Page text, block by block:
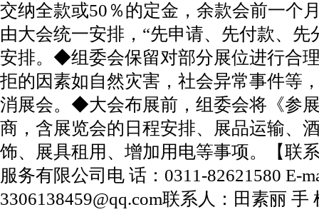
交纳全款或50％的定金，余款会前一个
由大会统一安排，“先申请、先付款、先
安排。◆组委会保留对部分展位进行合
拒的因素如自然灾害，社会异常事件等
消展会。◆大会布展前，组委会将《参
商，含展览会的日程安排、展品运输、
饰、展具租用、增加用电等事项。【联
服务有限公司电 话：0311-82621580 E-
3306138459@qq.com联系人：田素丽 手